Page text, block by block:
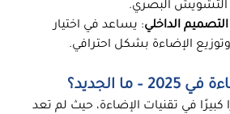
التشويش البصري.
الداخلي: يساعد في اختيار
الإضاءة بشكل احترافي.
الجديد؟
2025 تطورًا كبيرًا في تقنيات الإضاءة، حيث لم تعد